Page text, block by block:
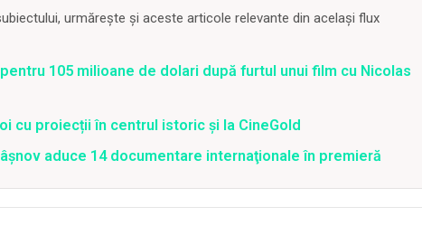
urmărește și aceste articole relevante din același flux
105 milioane de dolari după furtul unui film cu Nicolas
cu proiecții în centrul istoric și la CineGold
aduce 14 documentare internaţionale în premieră